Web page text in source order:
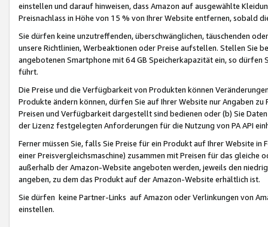
einstellen und darauf hinweisen, dass Amazon auf ausgewählte
Preisnachlass in Höhe von 15 % von Ihrer Website entfernen, sobald
Sie dürfen keine unzutreffenden, überschwänglichen, täuschenden
unsere Richtlinien, Werbeaktionen oder Preise aufstellen. Stellen Sie
angebotenen Smartphone mit 64 GB Speicherkapazität ein, so dürfen
führt.
Die Preise und die Verfügbarkeit von Produkten können
Produkte ändern können, dürfen Sie auf Ihrer Website nur Angaben
Preisen und Verfügbarkeit dargestellt sind bedienen oder (b) Sie
der Lizenz festgelegten Anforderungen für die Nutzung von PA API
Ferner müssen Sie, falls Sie Preise für ein Produkt auf Ihrer Website
einer Preisvergleichsmaschine) zusammen mit Preisen für das
außerhalb der Amazon-Website angeboten werden, jeweils den
angeben, zu dem das Produkt auf der Amazon-Website erhältlich ist.
Sie dürfen keine Partner-Links auf Amazon oder Verlinkungen von
einstellen.